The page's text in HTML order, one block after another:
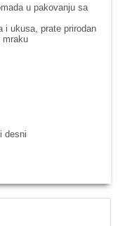
u pakovanju sa
i ukusa, prate prirodan
mraku
desni